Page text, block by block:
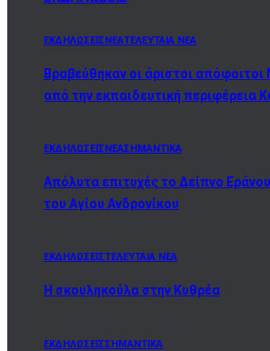
ΕΚΔΗΛΩΣΕΙΣΝΕΑΤΕΛΕΥΤΑΙΑ ΝΕΑ
Βραβεύθηκαν οι άριστοι
από την εκπαιδευτική περιφέρεια
ΕΚΔΗΛΩΣΕΙΣ ΝΕΑΣΗΜΑΝΤΙΚΑ
Απόλυτα επιτυχές το Δείπνο
του Αγίου Ανδρονίκου
ΕΚΔΗΛΩΣΕΙΣΤΕΛΕΥΤΑΙΑ ΝΕΑ
Η σκουληκούλα στην Κυθρέα
ΕΚΔΗΛΩΣΕΙΣΣΗΜΑΝΤΙΚΑ